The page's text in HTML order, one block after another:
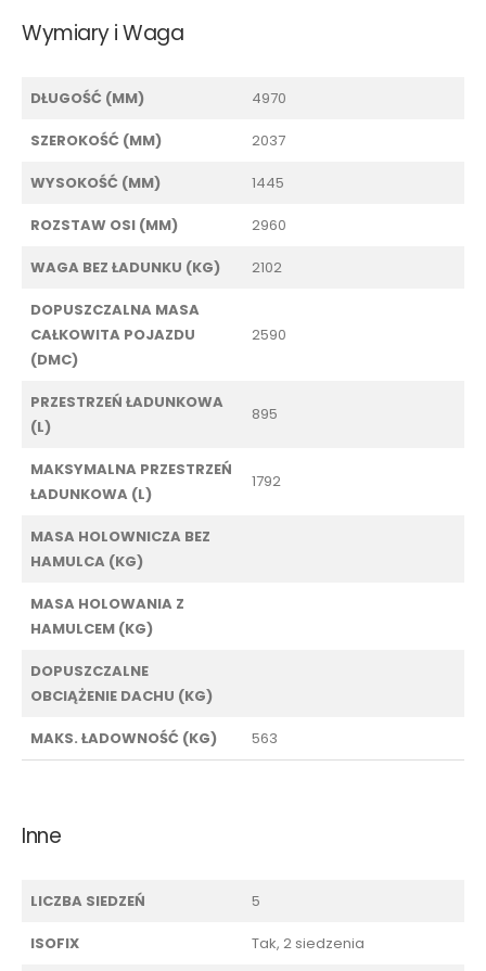
Wymiary i Waga
DŁUGOŚĆ (MM) 4970
SZEROKOŚĆ (MM) 2037
WYSOKOŚĆ (MM) 1445
ROZSTAW OSI (MM) 2960
WAGA BEZ ŁADUNKU (KG) 2102
DOPUSZCZALNA MASA
CAŁKOWITA POJAZDU
(DMC)
2590
PRZESTRZEŃ ŁADUNKOWA
(L)
895
MAKSYMALNA PRZESTRZEŃ
ŁADUNKOWA (L)
1792
MASA HOLOWNICZA BEZ
HAMULCA (KG)
MASA HOLOWANIA Z
HAMULCEM (KG)
DOPUSZCZALNE
OBCIĄŻENIE DACHU (KG)
MAKS. ŁADOWNOŚĆ (KG) 563
Inne
LICZBA SIEDZEŃ 5
ISOFIX Tak, 2 siedzenia